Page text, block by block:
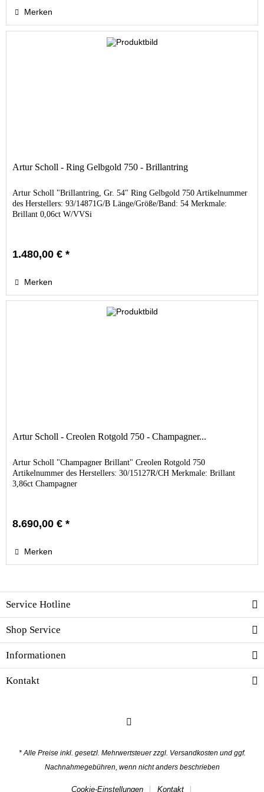
Merken
Artur Scholl - Ring Gelbgold 750 - Brillantring
Artur Scholl "Brillantring, Gr. 54" Ring Gelbgold 750 Artikelnummer
des Herstellers: 93/14871G/B Länge/Größe/Band: 54 Merkmale:
Brillant 0,06ct W/VVSi
1.480,00 € *
Merken
Artur Scholl - Creolen Rotgold 750 - Champagner...
Artur Scholl "Champagner Brillant" Creolen Rotgold 750
Artikelnummer des Herstellers: 30/15127R/CH Merkmale: Brillant
3,86ct Champagner
8.690,00 € *
Merken
Service Hotline
Shop Service
Informationen
Kontakt
* Alle Preise inkl. gesetzl. Mehrwertsteuer zzgl. Versandkosten und ggf.
Nachnahmegebühren, wenn nicht anders beschrieben
Cookie-Einstellungen Kontakt